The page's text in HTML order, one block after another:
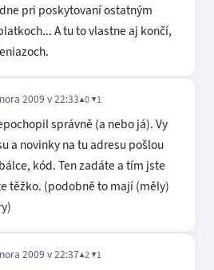
pri poskytovaní ostatným
A tu to vlastne aj končí,
2009 v 22:33▲0 ▼1
správně (a nebo já). Vy
a novinky na tu adresu pošlou
kód. Ten zadáte a tím jste
těžko. (podobně to mají (měly)
2009 v 22:37▲2 ▼1